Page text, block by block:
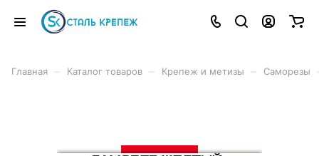
Главная Каталог товаров Крепеж и метизы Саморезы